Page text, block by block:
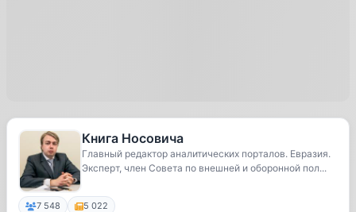
Книга Носовича
Главный редактор аналитических порталов. Евразия.
Эксперт, член Совета по внешней и оборонной пол...
7 548 5 022